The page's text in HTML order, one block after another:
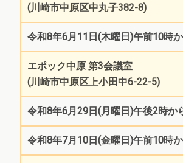
(川崎市中原区中丸子382-8)
令和8年6月11日(木曜日)午前10時
エポック中原 第3会議室
(川崎市中原区上小田中6-22-5)
令和8年6月29日(月曜日)午後2時か
令和8年7月10日(金曜日)午前10時